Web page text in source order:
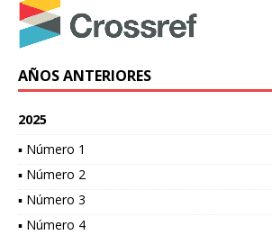
AÑOS ANTERIORES
2025
▪ Número 1
▪ Número 2
▪ Número 3
▪ Número 4